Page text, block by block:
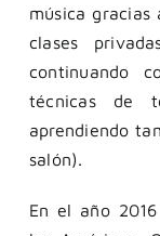
música gracias
clases
continuando
técnicas de
aprendiendo
salón).
En el año